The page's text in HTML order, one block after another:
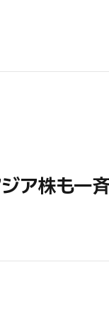
ア株も一